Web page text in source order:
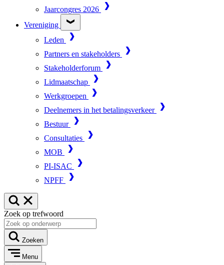
Jaarcongres 2026
Vereniging
Leden
Partners en stakeholders
Stakeholderforum
Lidmaatschap
Werkgroepen
Deelnemers in het betalingsverkeer
Bestuur
Consultaties
MOB
PI-ISAC
NPFF
Zoek op trefwoord
Zoeken
Menu